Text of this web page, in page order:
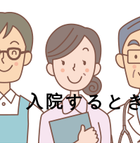
入院すると